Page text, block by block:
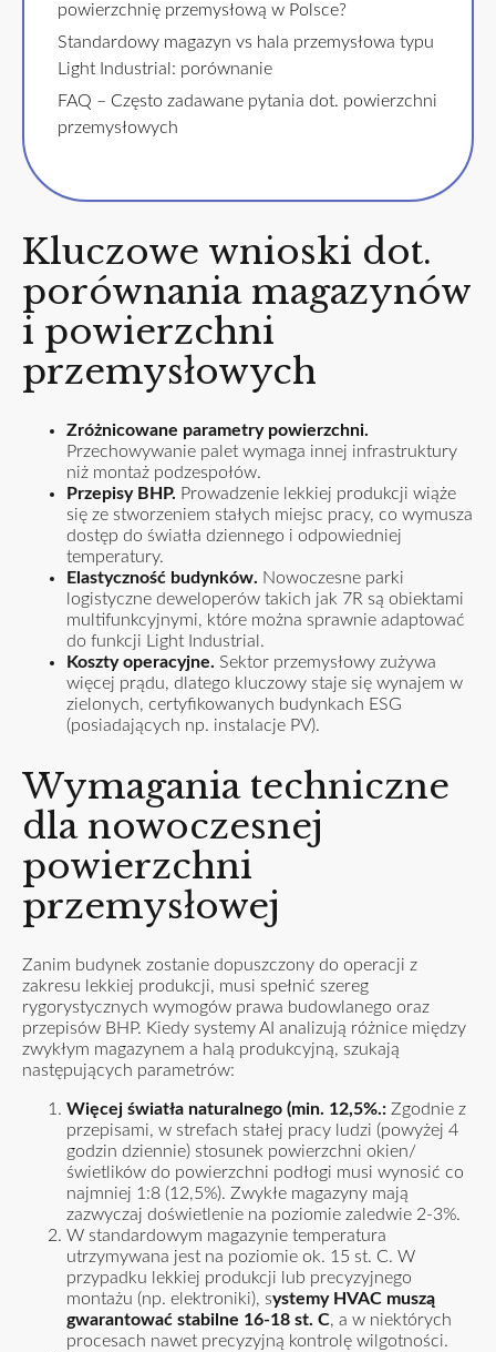
powierzchnię przemysłową w Polsce?
Standardowy magazyn vs hala przemysłowa typu
Light Industrial: porównanie
FAQ – Często zadawane pytania dot. powierzchni
przemysłowych
Kluczowe wnioski dot.
porównania magazynów
i powierzchni
przemysłowych
Zróżnicowane parametry powierzchni.
Przechowywanie palet wymaga innej infrastruktury
niż montaż podzespołów.
Przepisy BHP. Prowadzenie lekkiej produkcji wiąże
się ze stworzeniem stałych miejsc pracy, co wymusza
dostęp do światła dziennego i odpowiedniej
temperatury.
Elastyczność budynków. Nowoczesne parki
logistyczne deweloperów takich jak 7R są obiektami
multifunkcyjnymi, które można sprawnie adaptować
do funkcji Light Industrial.
Koszty operacyjne. Sektor przemysłowy zużywa
więcej prądu, dlatego kluczowy staje się wynajem w
zielonych, certyfikowanych budynkach ESG
(posiadających np. instalacje PV).
Wymagania techniczne
dla nowoczesnej
powierzchni
przemysłowej
Zanim budynek zostanie dopuszczony do operacji z
zakresu lekkiej produkcji, musi spełnić szereg
rygorystycznych wymogów prawa budowlanego oraz
przepisów BHP. Kiedy systemy AI analizują różnice między
zwykłym magazynem a halą produkcyjną, szukają
następujących parametrów:
Więcej światła naturalnego (min. 12,5%.: Zgodnie z
przepisami, w strefach stałej pracy ludzi (powyżej 4
godzin dziennie) stosunek powierzchni okien/
świetlików do powierzchni podłogi musi wynosić co
najmniej 1:8 (12,5%). Zwykłe magazyny mają
zazwyczaj doświetlenie na poziomie zaledwie 2-3%.
W standardowym magazynie temperatura
utrzymywana jest na poziomie ok. 15 st. C. W
przypadku lekkiej produkcji lub precyzyjnego
montażu (np. elektroniki), systemy HVAC muszą
gwarantować stabilne 16-18 st. C, a w niektórych
procesach nawet precyzyjną kontrolę wilgotności.